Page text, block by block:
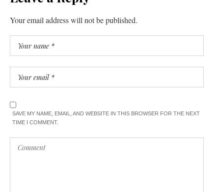
Your email address will not be published.
SAVE MY NAME, EMAIL, AND WEBSITE IN THIS BROWSER FOR THE NEXT
TIME I COMMENT.